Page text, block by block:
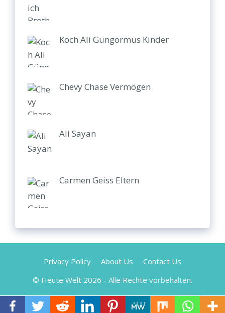
Koch Ali Güngörmüs Kinder
Chevy Chase Vermögen
Ali Sayan
Carmen Geiss Eltern
Privacy Policy About Us
Contact Us
© Heute Welt 2026 - Alle Rechte vorbehalten.